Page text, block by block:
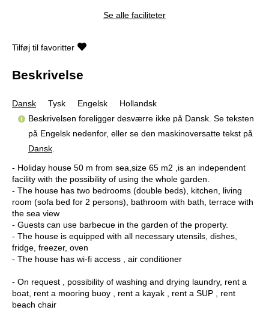
Se alle faciliteter
Tilføj til favoritter
Beskrivelse
Dansk Tysk Engelsk
Hollandsk
Beskrivelsen foreligger desværre ikke på Dansk. Se teksten
på Engelsk nedenfor, eller se den maskinoversatte tekst på
Dansk
- Holiday house 50 m from sea,size 65 m2 ,is an independent
facility with the possibility of using the whole garden.
- The house has two bedrooms (double beds), kitchen, living
room (sofa bed for 2 persons), bathroom with bath, terrace with
the sea view
- Guests can use barbecue in the garden of the property.
- The house is equipped with all necessary utensils, dishes,
fridge, freezer, oven
- The house has wi-fi access , air conditioner
- On request , possibility of washing and drying laundry, rent a
boat, rent a mooring buoy , rent a kayak , rent a SUP , rent
beach chair